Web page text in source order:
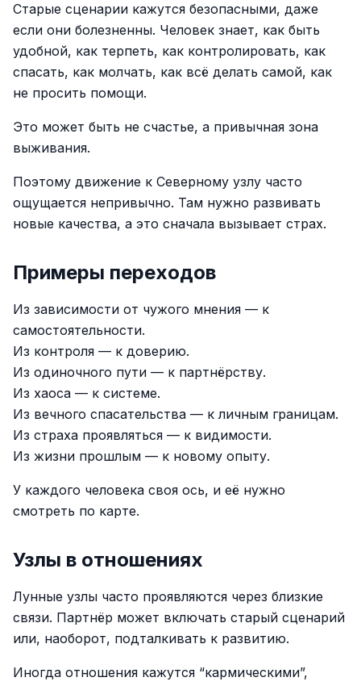
Старые сценарии кажутся безопасными, даже
если они болезненны. Человек знает, как быть
удобной, как терпеть, как контролировать, как
спасать, как молчать, как всё делать самой, как
не просить помощи.
Это может быть не счастье, а привычная зона
выживания.
Поэтому движение к Северному узлу часто
ощущается непривычно. Там нужно развивать
новые качества, а это сначала вызывает страх.
Примеры переходов
Из зависимости от чужого мнения — к
самостоятельности.
Из контроля — к доверию.
Из одиночного пути — к партнёрству.
Из хаоса — к системе.
Из вечного спасательства — к личным границам.
Из страха проявляться — к видимости.
Из жизни прошлым — к новому опыту.
У каждого человека своя ось, и её нужно
смотреть по карте.
Узлы в отношениях
Лунные узлы часто проявляются через близкие
связи. Партнёр может включать старый сценарий
или, наоборот, подталкивать к развитию.
Иногда отношения кажутся “кармическими”,